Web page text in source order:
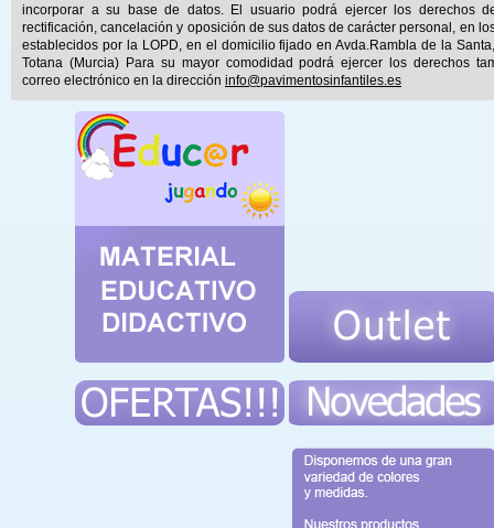
incorporar a su base de datos. El usuario podrá ejercer los derechos
rectificación, cancelación y oposición de sus datos de carácter personal, en
establecidos por la LOPD, en el domicilio fijado en Avda.Rambla de la
Totana (Murcia) Para su mayor comodidad podrá ejercer los derechos
correo electrónico en la dirección info@pavimentosinfantiles.es